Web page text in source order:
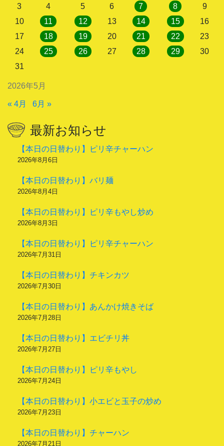
2026年5月
3
4 5 6 7 8
9
10
11 12 13 14 15
16
17
18 19 20 21 22
23
24
25 26 27 28 29
30
31
« 4月 6月 »
最新お知らせ
【本日の日替わり】ピリ辛チャーハン
2026年8月6日
【本日の日替わり】バリ麺
2026年8月4日
【本日の日替わり】ピリ辛もやし炒め
2026年8月3日
【本日の日替わり】ピリ辛チャーハン
2026年7月31日
【本日の日替わり】チキンカツ
2026年7月30日
【本日の日替わり】あんかけ焼きそば
2026年7月28日
【本日の日替わり】エビチリ丼
2026年7月27日
【本日の日替わり】ピリ辛もやし
2026年7月24日
【本日の日替わり】小エビと玉子の炒め
2026年7月23日
【本日の日替わり】チャーハン
2026年7月21日